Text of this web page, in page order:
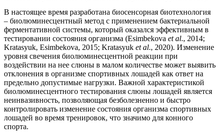
В настоящее время разработана биосенсорная биотехнология
– биолюминесцентный метод с применением бактериальной
ферментативной системы, который оказался эффективным в
тестировании состояния организма (Esimbekova et al., 2014;
Kratasyuk, Esimbekova, 2015; Kratasyuk et al., 2020). Изменение
уровня свечения биолюминесцентной реакции при
воздействии на нее слюны в малом количестве может выявить
отклонения в организме спортивных лошадей как ответ на
предельно допустимые нагрузки. Важной характеристикой
биолюминесцентного тестирования слюны лошадей является
неинвазивность, позволяющая безболезненно и быстро
контролировать изменение состояния организма спортивных
лошадей во время тренировок, что значимо для конного
спорта.